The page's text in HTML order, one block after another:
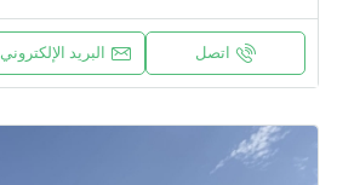
اتصل البريد الإلكتروني